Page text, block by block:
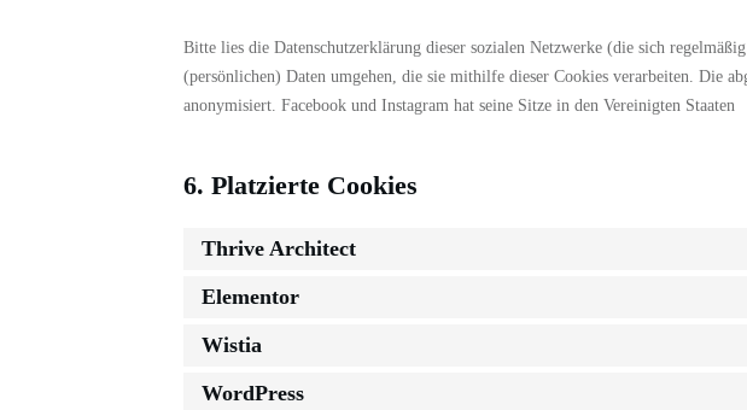
Bitte lies die Datenschutzerklärung dieser sozialen Netzwerke (die sich
(persönlichen) Daten umgehen, die sie mithilfe dieser Cookies verarbeiten. Die
anonymisiert. Facebook und Instagram hat seine Sitze in den Vereinigten Staaten
6. Platzierte Cookies
Thrive Architect
Elementor
Wistia
WordPress